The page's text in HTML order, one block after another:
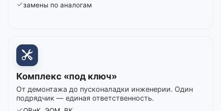
замены по аналогам
Комплекс «под ключ»
От демонтажа до пусконаладки инженерии. Один
подрядчик — единая ответственность.